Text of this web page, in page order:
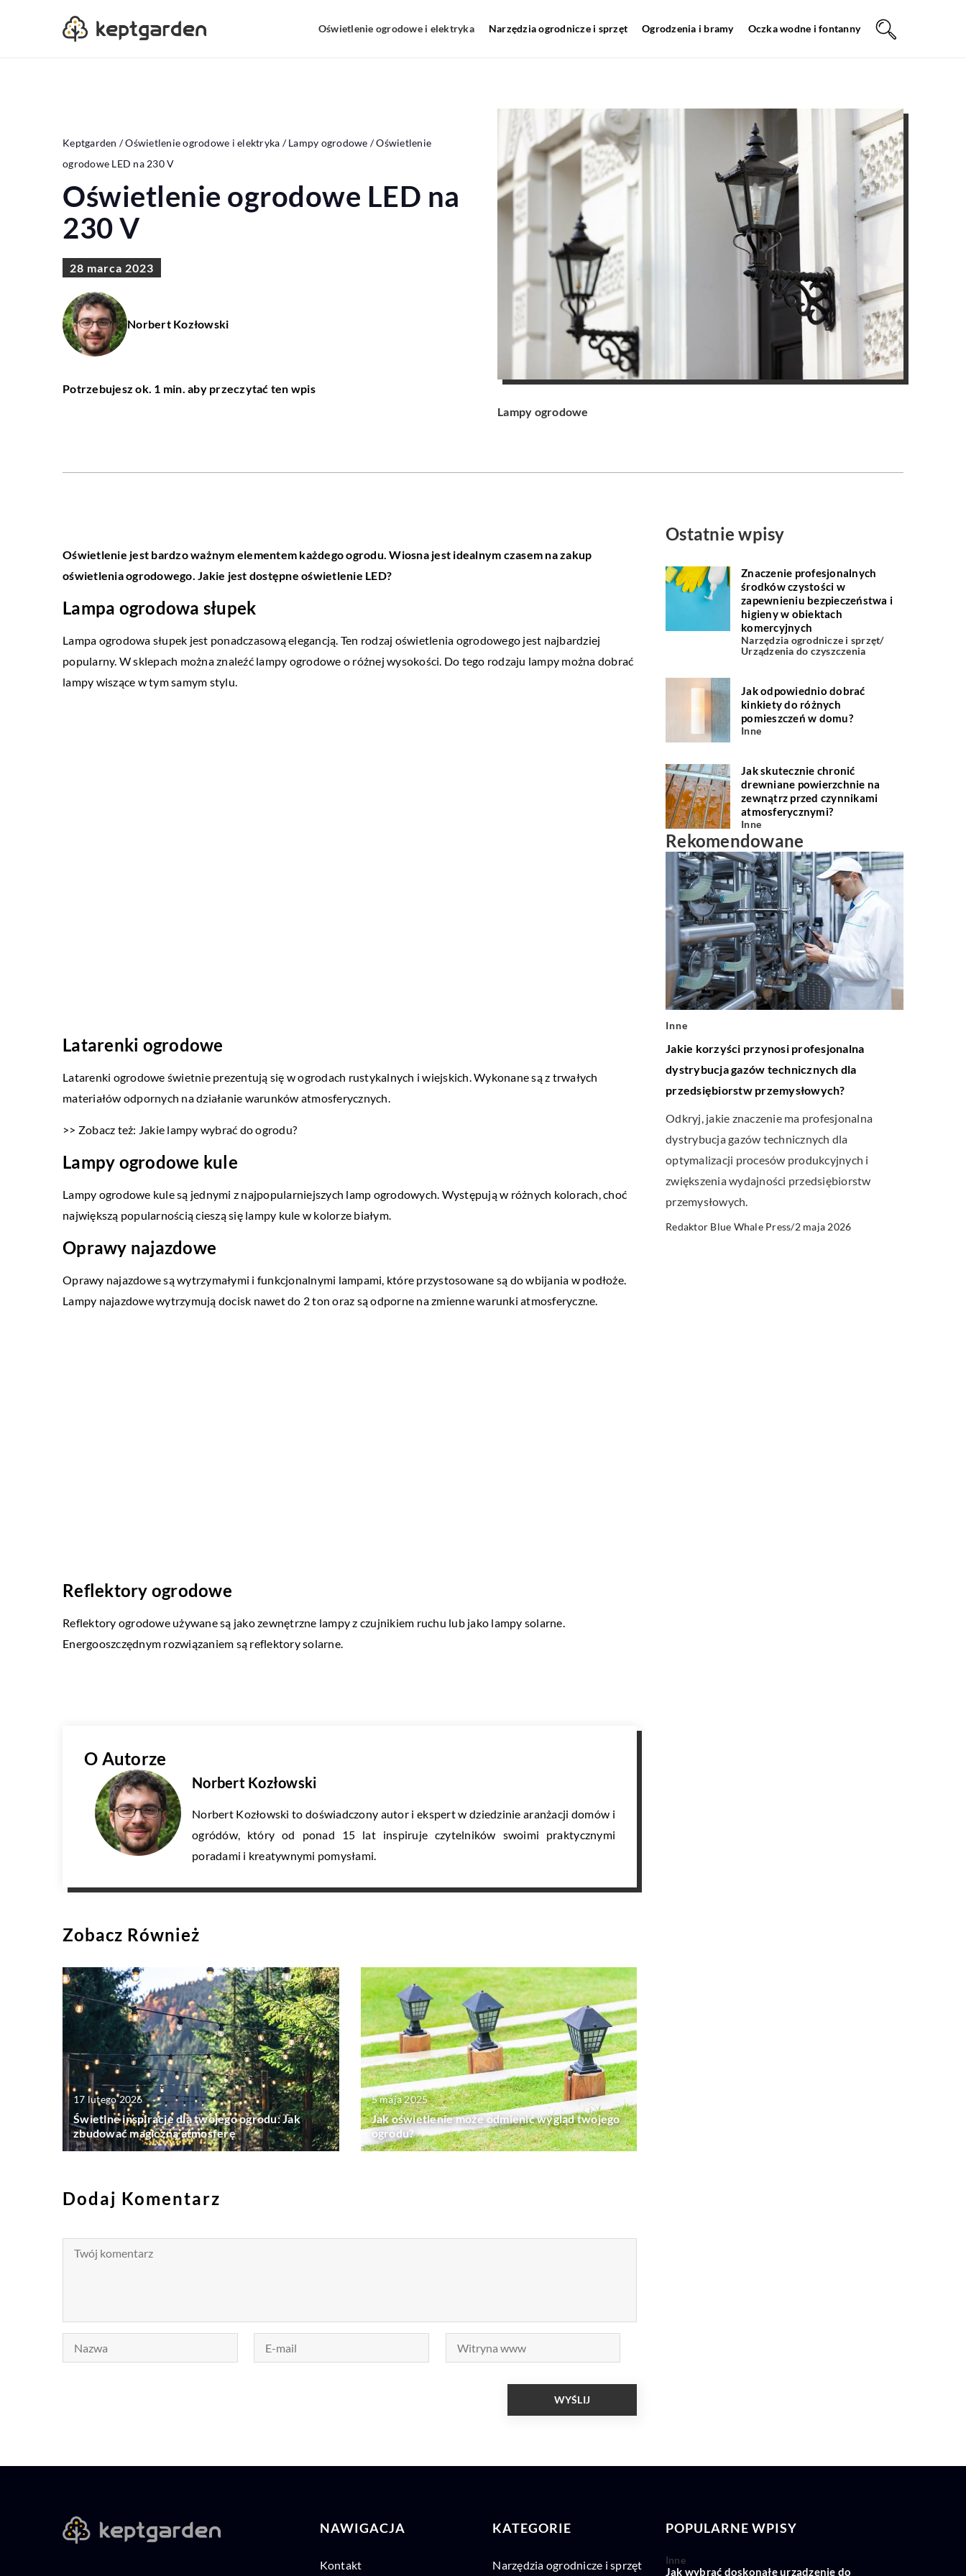
Oświetlenie ogrodowe i elektryka Narzędzia ogrodnicze i sprzęt Ogrodzenia i bramy Oczka wodne i fontanny
Keptgarden /Oświetlenie ogrodowe i elektryka /Lampy ogrodowe /Oświetlenie
ogrodowe LED na 230 V
Oświetlenie ogrodowe LED na
230 V
28 marca 2023
Norbert Kozłowski
Potrzebujesz ok. 1 min. aby przeczytać ten wpis
Lampy ogrodowe
Oświetlenie jest bardzo ważnym elementem każdego ogrodu. Wiosna jest idealnym czasem na zakup
oświetlenia ogrodowego. Jakie jest dostępne oświetlenie LED?
Lampa ogrodowa słupek
Lampa ogrodowa słupek jest ponadczasową elegancją. Ten rodzaj oświetlenia ogrodowego jest najbardziej
popularny. W sklepach można znaleźć lampy ogrodowe o różnej wysokości. Do tego rodzaju lampy można dobrać
lampy wiszące w tym samym stylu.
Latarenki ogrodowe
Latarenki ogrodowe świetnie prezentują się w ogrodach rustykalnych i wiejskich. Wykonane są z trwałych
materiałów odpornych na działanie warunków atmosferycznych.
>> Zobacz też: Jakie lampy wybrać do ogrodu?
Lampy ogrodowe kule
Lampy ogrodowe kule są jednymi z najpopularniejszych lamp ogrodowych. Występują w różnych kolorach, choć
największą popularnością cieszą się lampy kule w kolorze białym.
Oprawy najazdowe
Oprawy najazdowe są wytrzymałymi i funkcjonalnymi lampami, które przystosowane są do wbijania w podłoże.
Lampy najazdowe wytrzymują docisk nawet do 2 ton oraz są odporne na zmienne warunki atmosferyczne.
Reflektory ogrodowe
Reflektory ogrodowe używane są jako zewnętrzne lampy z czujnikiem ruchu lub jako lampy solarne.
Energooszczędnym rozwiązaniem są reflektory solarne.
O Autorze
Norbert Kozłowski
Norbert Kozłowski to doświadczony autor i ekspert w dziedzinie aranżacji domów i
ogródów, który od ponad 15 lat inspiruje czytelników swoimi praktycznymi
poradami i kreatywnymi pomysłami.
Zobacz Również
17 lutego 2026
Świetlne inspiracje dla twojego ogrodu: Jak
zbudować magiczną atmosferę
5 maja 2025
Jak oświetlenie może odmienić wygląd twojego
ogrodu?
Dodaj Komentarz
Ostatnie wpisy
Znaczenie profesjonalnych
środków czystości w
zapewnieniu bezpieczeństwa i
higieny w obiektach
komercyjnych
Narzędzia ogrodnicze i sprzęt/
Urządzenia do czyszczenia
Jak odpowiednio dobrać
kinkiety do różnych
pomieszczeń w domu?
Inne
Jak skutecznie chronić
drewniane powierzchnie na
zewnątrz przed czynnikami
atmosferycznymi?
Inne
Rekomendowane
Inne
Jakie korzyści przynosi profesjonalna
dystrybucja gazów technicznych dla
przedsiębiorstw przemysłowych?
Odkryj, jakie znaczenie ma profesjonalna
dystrybucja gazów technicznych dla
optymalizacji procesów produkcyjnych i
zwiększenia wydajności przedsiębiorstw
przemysłowych.
Redaktor Blue Whale Press/2 maja 2026
NAWIGACJA
Kontakt
KATEGORIE
Narzędzia ogrodnicze i sprzęt
POPULARNE WPISY
Inne
Jak wybrać doskonałe urządzenie do